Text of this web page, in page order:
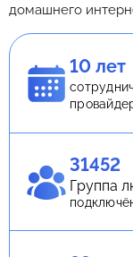
домашнего
10 лет
31452
Группа